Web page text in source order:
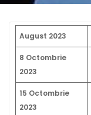
August 2023
8 Octombrie
2023
15 Octombrie
2023